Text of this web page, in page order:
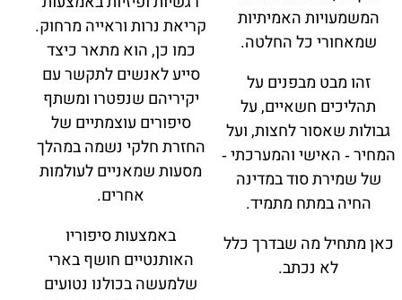
המשמעויות האמיתיות
שמאחורי כל החלטה.
זהו מבט מבפנים על
תהליכים חשאיים, על
גבולות שאסור לחצות, ועל
המחיר ‑ האישי והמערכתי ‑
של שמירת סוד במדינה
החיה במתח מתמיד.
כאן מתחיל מה שבדרך כלל
לא נכתב.
קריאת נרות וראייה מרחוק.
כמו כן, הוא מתאר כיצד
סייע לאנשים לתקשר עם
יקיריהם שנפטרו ומשתף
סיפורים עוצמתיים של
החזרת חלקי נשמה במהלך
מסעות שמאניים לעולמות
אחרים.
באמצעות סיפוריו
האותנטיים חושף בארי
שלמעשה בכולנו נטועים